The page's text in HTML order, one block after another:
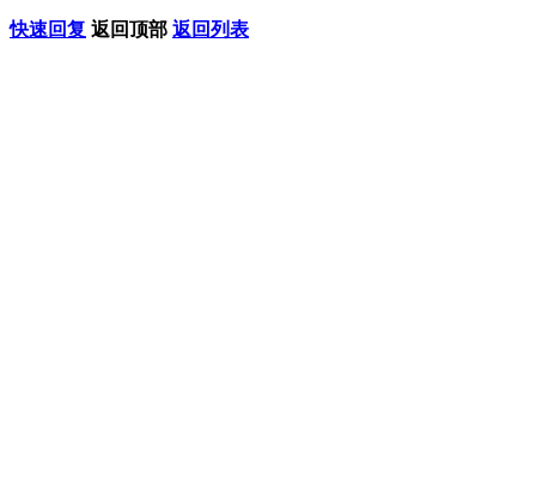
快速回复 返回顶部 返回列表